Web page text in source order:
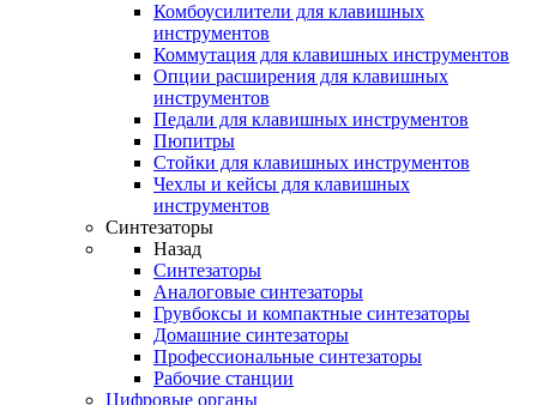
Комбоусилители для клавишных
инструментов
Коммутация для клавишных инструментов
Опции расширения для клавишных
инструментов
Педали для клавишных инструментов
Пюпитры
Стойки для клавишных инструментов
Чехлы и кейсы для клавишных
инструментов
Синтезаторы
Назад
Синтезаторы
Аналоговые синтезаторы
Грувбоксы и компактные синтезаторы
Домашние синтезаторы
Профессиональные синтезаторы
Рабочие станции
Цифровые органы